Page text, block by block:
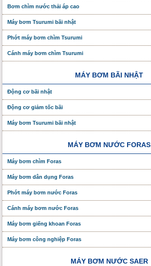
Bơm chìm nước thải áp cao
Máy bơm Tsurumi bãi nhật
Phớt máy bơm chìm Tsurumi
Cánh máy bơm chìm Tsurumi
MÁY BƠM BÃI NHẬT
Động cơ bãi nhật
Động cơ giảm tốc bãi
Máy bơm Tsurumi bãi nhật
MÁY BƠM NƯỚC FORAS
Máy bơm chìm Foras
Máy bơm dân dụng Foras
Phớt máy bơm nước Foras
Cánh máy bơm nước Foras
Máy bơm giếng khoan Foras
Máy bơm công nghiệp Foras
MÁY BƠM NƯỚC SAER